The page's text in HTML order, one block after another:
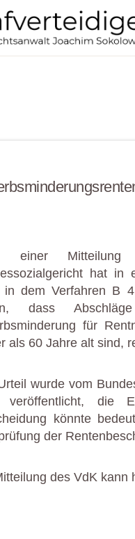
einer
hat
in dem Verfahren B
dass
für
als 60 Jahre alt sind,
wurde vom
veröffentlicht, die
könnte
der
des VdK kann